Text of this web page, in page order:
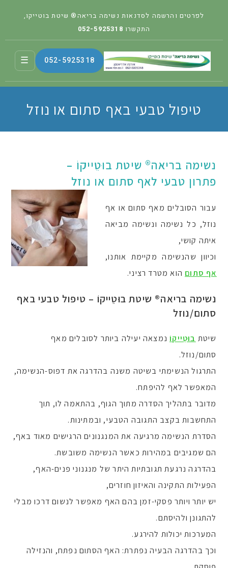
לפרטים והרשמה לסדנאות נשימה בריאה® שיטת בוטייקו,
התקשרו 052-5925318
052-5925318
☰
טיפול טבעי באף סתום או נוזל
נשימה בריאה® שיטת בוּטֵייקוֹ –
פתרון טבעי לאף סתום או נוזל
עבור הסובלים מאף סתום או אף
נוזל, כל נשימה ונשימה מביאה
איתה קושי,
וכיוון שהנשימה מקיימת אותנו,
אף סתום הוא מטרד רציני.
נשימה בריאה® שיטת בוּטֵייקוֹ – טיפול טבעי באף
סתום/נוזל
שיטת בוּטֵייקוֹ נמצאה יעילה ביותר לסובלים מאף
סתום/נוזל.
התרגול הנשימתי בשיטה משנה בהדרגה את דפוס-הנשימה,
המאפשר לאף להיפתח.
מדובר בתהליך הסדרה מתוך הגוף, בהתאמה לו, תוך
התחשבות בקצב התגובה הטבעי, ובמתינות.
הסדרת הנשימה מרגיעה את המנגנונים הרגישים מאוד באף,
הם שמגיבים במהירות כאשר הנשימה משובשת.
בהדרגה נרגעת תגובתיות היתר של מנגנוני פנים-האף,
הפעילות התקינה והאיזון חוזרים,
יש יותר ויותר פסקי-זמן בהם האף מאפשר לנשום דרכו מבלי
להתגונן ולהיסתם.
המערכות יכולות להירגע.
וכך בהדרגה הבעיה נפתרת: האף הסתום נפתח, והנזילה